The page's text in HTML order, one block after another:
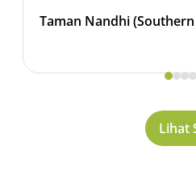
Taman Nandhi
Lihat